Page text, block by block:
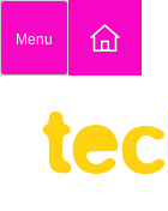
content
Menu